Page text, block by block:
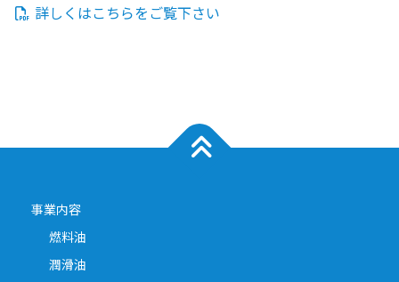
詳しくはこちらをご覧下さい
事業内容
燃料油
潤滑油